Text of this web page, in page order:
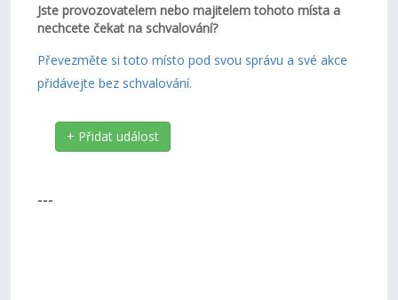
Jste provozovatelem nebo majitelem tohoto místa a
nechcete čekat na schvalování?
Převezměte si toto místo pod svou správu a své akce
přidávejte bez schvalování.
+ Přidat událost
---